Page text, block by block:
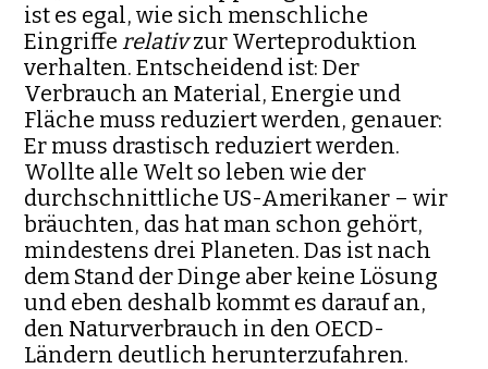
ist es egal, wie sich menschliche
Eingriffe relativzur Werte­produktion
ver­hal­ten. Entscheidend ist: Der
Verbrauch an Material, Energie und
Fläche muss reduziert werden, genauer:
Er muss drastisch reduziert werden.
Wollte alle Welt so leben wie der
durchschnittliche US-Amerikaner – wir
bräuchten, das hat man schon gehört,
mindestens drei Planeten. Das ist nach
dem Stand der Dinge aber keine Lösung
und eben deshalb kommt es darauf an,
den Naturverbrauch in den OECD-
Ländern deutlich herun­terzufahren.